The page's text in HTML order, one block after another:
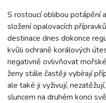
S rostoucí oblibou potápění
složení opalovacích
destinace dnes dokonce
kvůli ochraně korálových
negativně ovlivňovat
ženy stále častěji vybírají
ale také ji vyživují,
sluncem na druhém konci